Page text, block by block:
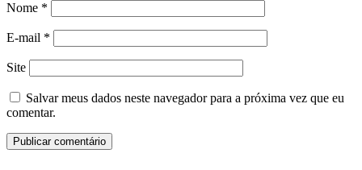
Nome *
E-mail *
Site
Salvar meus dados neste navegador para a próxima vez que eu
comentar.